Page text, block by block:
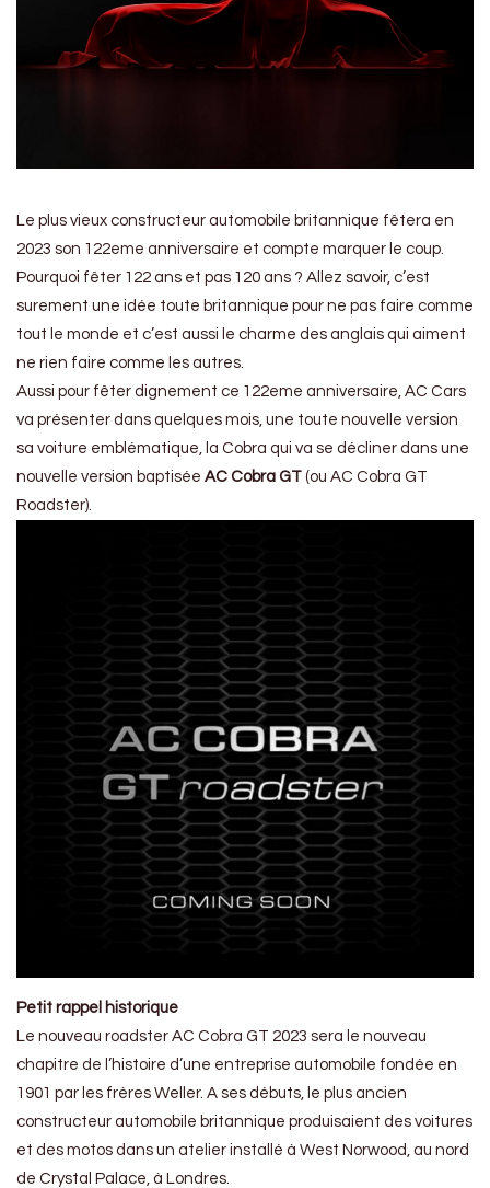
Le plus vieux constructeur automobile britannique fêtera en
2023 son 122eme anniversaire et compte marquer le coup.
Pourquoi fêter 122 ans et pas 120 ans ? Allez savoir, c’est
surement une idée toute britannique pour ne pas faire comme
tout le monde et c’est aussi le charme des anglais qui aiment
ne rien faire comme les autres.
Aussi pour fêter dignement ce 122eme anniversaire, AC Cars
va présenter dans quelques mois, une toute nouvelle version
sa voiture emblématique, la Cobra qui va se décliner dans une
nouvelle version baptisée AC Cobra GT (ou AC Cobra GT
Roadster).
Petit rappel historique
Le nouveau roadster AC Cobra GT 2023 sera le nouveau
chapitre de l’histoire d’une entreprise automobile fondée en
1901 par les frères Weller. A ses débuts, le plus ancien
constructeur automobile britannique produisaient des voitures
et des motos dans un atelier installé à West Norwood, au nord
de Crystal Palace, à Londres.